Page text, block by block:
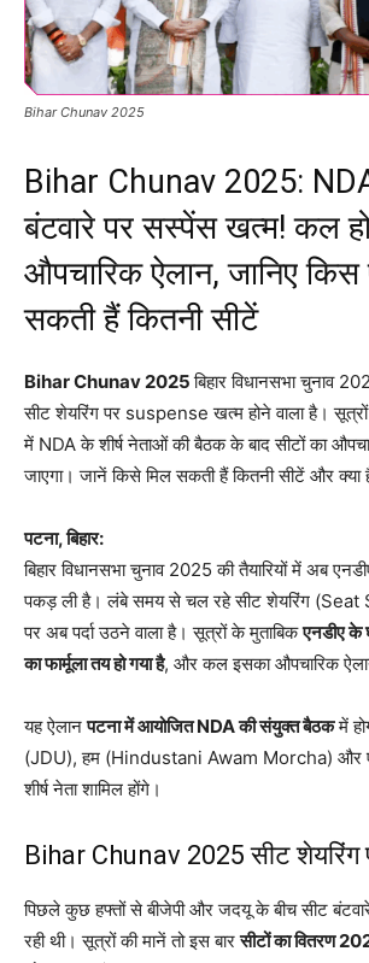
Bihar Chunav 2025
Bihar Chunav 2025:
बंटवारे पर सस्पेंस खत्म! कल
औपचारिक ऐलान, जानिए किस
सकती हैं कितनी सीटें
Bihar Chunav 2025बिहार विधानसभा चुनाव
सीट शेयरिंग पर suspense खत्म होने वाला है।
में NDA के शीर्ष नेताओं की बैठक के बाद सीटों का
जाएगा। जानें किसे मिल सकती हैं कितनी सीटें और क्या
पटना, बिहार:
बिहार विधानसभा चुनाव 2025 की तैयारियों में अब
पकड़ ली है। लंबे समय से चल रहे सीट शेयरिंग
पर अब पर्दा उठने वाला है। सूत्रों के मुताबिकएनडीए के
का फार्मूला तय हो गया है, और कल इसका औपचारिक
यह ऐलानपटना में आयोजित NDA की संयुक्त बैठकमें
(JDU), हम (Hindustani Awam Morcha) और
शीर्ष नेता शामिल होंगे।
Bihar Chunav 2025 सीट शेयरिंग
पिछले कुछ हफ्तों से बीजेपी और जदयू के बीच सीट
रही थी। सूत्रों की मानें तो इस बारसीटों का वितरण